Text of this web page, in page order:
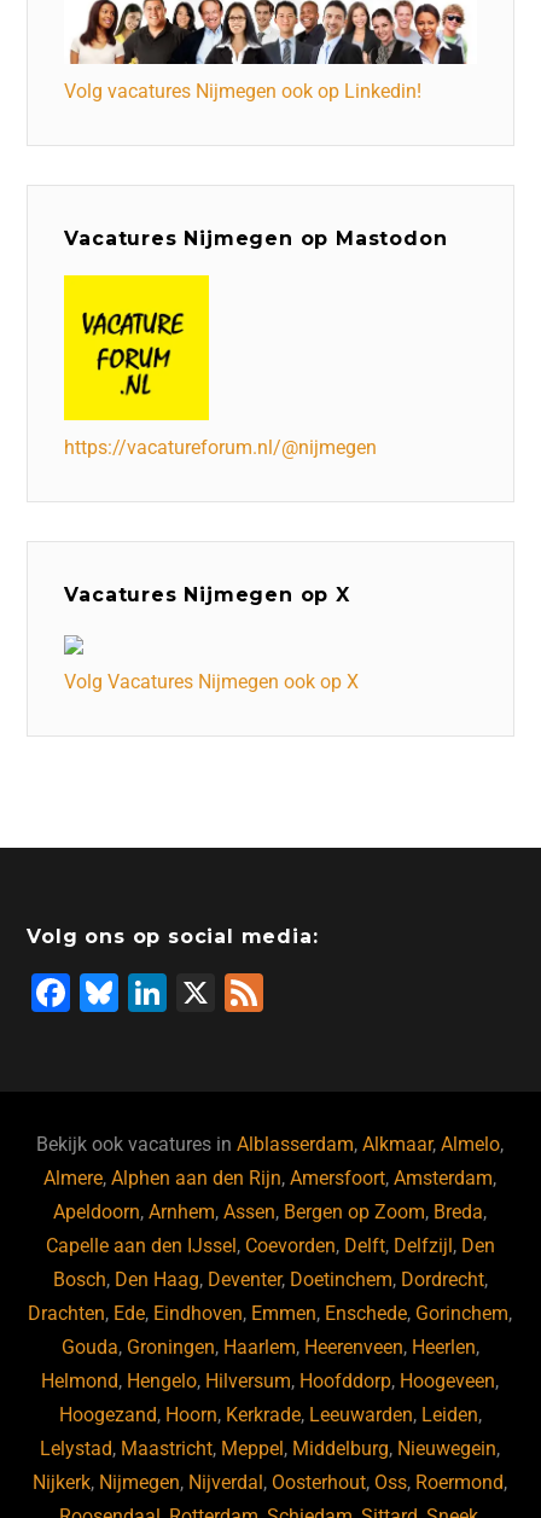
Volg vacatures Nijmegen ook op Linkedin!
Vacatures Nijmegen op Mastodon
https://vacatureforum.nl/@nijmegen
Vacatures Nijmegen op X
Volg Vacatures Nijmegen ook op X
Volg ons op social media:
F
b
o
o
k
Bl
ky
Li
dI
n
X
Bekijk ook vacatures inAlblasserdam,Alkmaar,Almelo,
Almere,Alphen aan den Rijn,Amersfoort,Amsterdam,
Apeldoorn,Arnhem,Assen, Bergen op Zoom, Breda,
Capelle aan den IJssel, Coevorden, Delft, Delfzijl, Den
Bosch, Den Haag, Deventer, Doetinchem, Dordrecht,
Drachten, Ede, Eindhoven, Emmen, Enschede, Gorinchem,
Gouda, Groningen, Haarlem, Heerenveen, Heerlen,
Helmond, Hengelo, Hilversum, Hoofddorp, Hoogeveen,
Hoogezand, Hoorn, Kerkrade, Leeuwarden, Leiden,
Lelystad, Maastricht, Meppel, Middelburg, Nieuwegein,
Nijkerk, Nijmegen, Nijverdal, Oosterhout, Oss, Roermond,